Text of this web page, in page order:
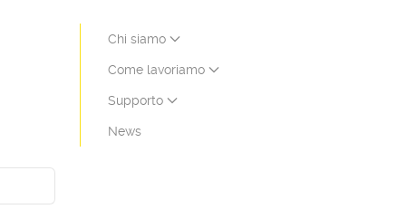
Chi siamo
Come lavoriamo
Supporto
News